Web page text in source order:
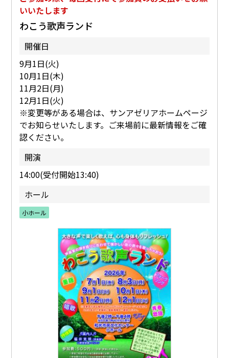
いいたします
わこう歌声ランド
開催日
9月1日(火)
10月1日(木)
11月2日(月)
12月1日(火)
※変更等がある場合は、サンアゼリアホームページ
でお知らせいたします。ご来場前に最新情報をご確
認ください。
開演
14:00(受付開始13:40)
ホール
小ホール